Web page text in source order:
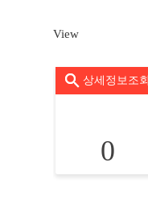
View
상세정보조회
0